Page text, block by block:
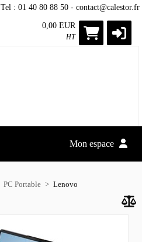
Tel : 01 40 80 88 50 - contact@calestor.fr
0,00 EUR
HT
Mon espace
PC Portable Lenovo